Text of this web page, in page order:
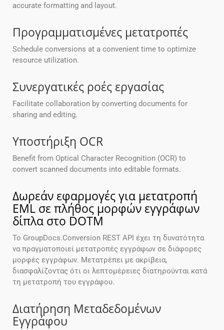
accurate formatting and layout.
Προγραμματισμένες μετατροπές
Schedule conversions at a convenient time to optimize
resource utilization.
Συνεργατικές ροές εργασίας
Facilitate collaboration by converting documents for
sharing and editing.
Υποστήριξη OCR
Benefit from Optical Character Recognition (OCR) to
convert scanned documents into editable formats.
Δωρεάν εφαρμογές για μετατροπή
EML σε πλήθος μορφών εγγράφων
δίπλα στο DOTM
Το GroupDocs.Conversion REST API έχει τη δυνατότητα
να πραγματοποιεί μετατροπές εγγράφων σε διάφορες
μορφές εγγράφων. Μετατρέπει με ακρίβεια,
διασφαλίζοντας ότι οι λεπτομέρειες διατηρούνται κατά
τη μετατροπή του εγγράφου.
Διατήρηση Μεταδεδομένων
Εγγράφου